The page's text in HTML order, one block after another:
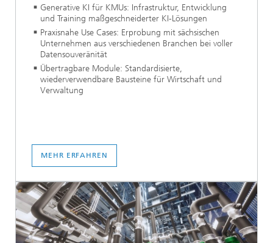
Generative KI für KMUs: Infrastruktur, Entwicklung
und Training maßgeschneiderter KI-Lösungen
Praxisnahe Use Cases: Erprobung mit sächsischen
Unternehmen aus verschiedenen Branchen bei voller
Datensouveränität
Übertragbare Module: Standardisierte,
wiederverwendbare Bausteine für Wirtschaft und
Verwaltung
MEHR ERFAHREN